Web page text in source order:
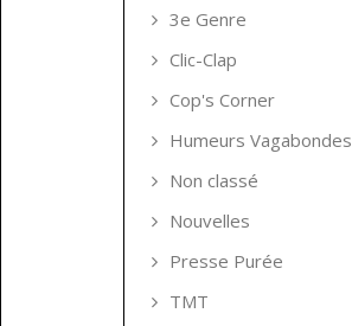
3e Genre
Clic-Clap
Cop's Corner
Humeurs Vagabondes
Non classé
Nouvelles
Presse Purée
TMT